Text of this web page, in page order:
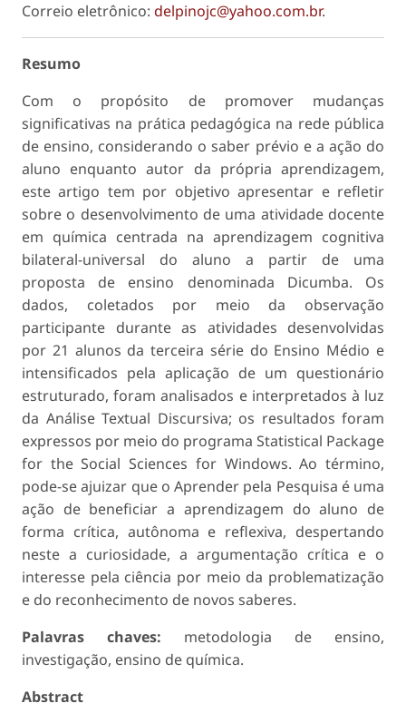
Correio eletrônico: delpinojc@yahoo.com.br.
Resumo
Com o propósito de promover mudanças
significativas na prática pedagógica na rede pública
de ensino, considerando o saber prévio e a ação do
aluno enquanto autor da própria aprendizagem,
este artigo tem por objetivo apresentar e refletir
sobre o desenvolvimento de uma atividade docente
em química centrada na aprendizagem cognitiva
bilateral-universal do aluno a partir de uma
proposta de ensino denominada Dicumba. Os
dados, coletados por meio da observação
participante durante as atividades desenvolvidas
por 21 alunos da terceira série do Ensino Médio e
intensificados pela aplicação de um questionário
estruturado, foram analisados e interpretados à luz
da Análise Textual Discursiva; os resultados foram
expressos por meio do programa Statistical Package
for the Social Sciences for Windows. Ao término,
pode-se ajuizar que o Aprender pela Pesquisa é uma
ação de beneficiar a aprendizagem do aluno de
forma crítica, autônoma e reflexiva, despertando
neste a curiosidade, a argumentação crítica e o
interesse pela ciência por meio da problematização
e do reconhecimento de novos saberes.
Palavras chaves: metodologia de ensino,
investigação, ensino de química.
Abstract